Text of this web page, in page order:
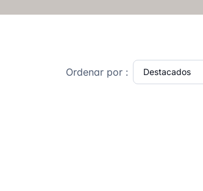
Ordenar por :